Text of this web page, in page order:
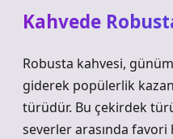
Kahvede
Robusta kahvesi,
giderek popülerlik
türüdür. Bu çekirdek
severler arasında favori